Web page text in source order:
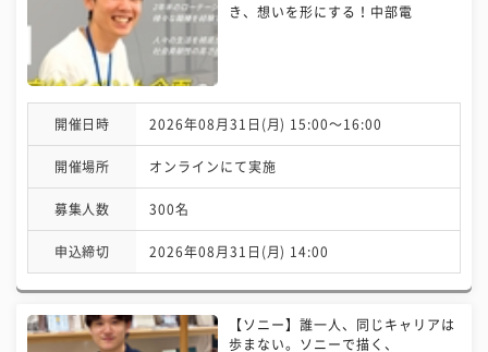
き、想いを形にする！中部電
開催日時 2026年08月31日(月) 15:00〜16:00
開催場所 オンラインにて実施
募集人数 300名
申込締切 2026年08月31日(月) 14:00
【ソニー】誰一人、同じキャリアは
歩まない。ソニーで描く、